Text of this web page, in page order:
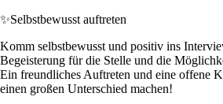
✨Selbstbewusst auftreten
Komm selbstbewusst und positiv ins
Begeisterung für die Stelle und die
Ein freundliches Auftreten und eine offene
einen großen Unterschied machen!